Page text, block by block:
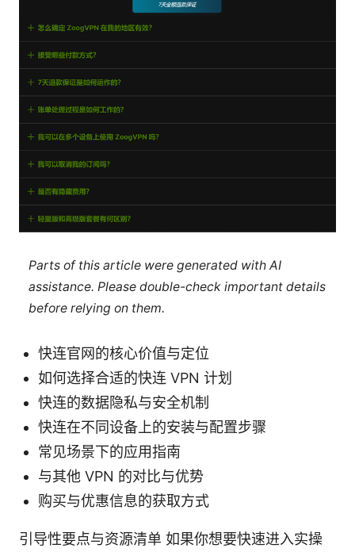
Parts of this article were generated with AI
assistance. Please double-check important details
before relying on them.
快连官网的核心价值与定位
如何选择合适的快连 VPN 计划
快连的数据隐私与安全机制
快连在不同设备上的安装与配置步骤
常见场景下的应用指南
与其他 VPN 的对比与优势
购买与优惠信息的获取方式
引导性要点与资源清单 如果你想要快速进入实操